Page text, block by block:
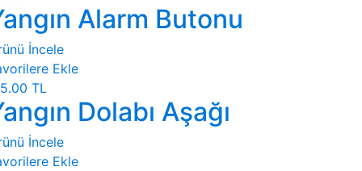
Alarm Butonu
İncele
Ekle
TL
Dolabı Aşağı
İncele
Ekle